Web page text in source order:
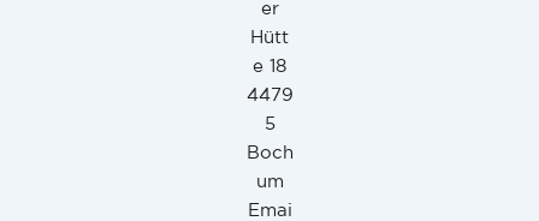
er
Hütt
e 18
4479
5
Boch
um
Emai